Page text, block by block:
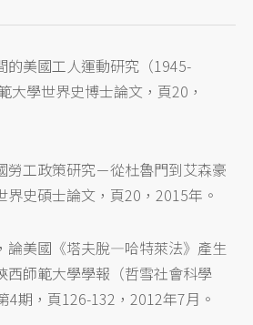
的美國工人運動研究（1945-
大學世界史博士論文，頁20，
勞工政策研究－從杜魯門到艾森豪
界史碩士論文，頁20，2015年。
論美國《塔夫脫—哈特萊法》產生
西師範大學學報（哲雪社會科學
4期，頁126-132，2012年7月。